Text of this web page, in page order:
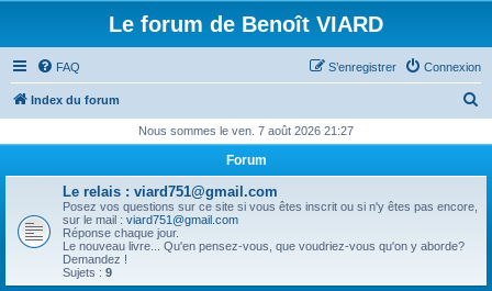
Le forum de Benoît VIARD
FAQ Connexion
S’enregistrer
Index du forum
h
h
Nous sommes le ven. 7 août 2026 21:27
Forum
Le relais : viard751@gmail.com
Posez vos questions sur ce site si vous êtes inscrit ou si n'y êtes pas encore,
sur le mail : viard751@gmail.com
Réponse chaque jour.
Le nouveau livre... Qu'en pensez-vous, que voudriez-vous qu'on y aborde?
Demandez !
Sujets : 9